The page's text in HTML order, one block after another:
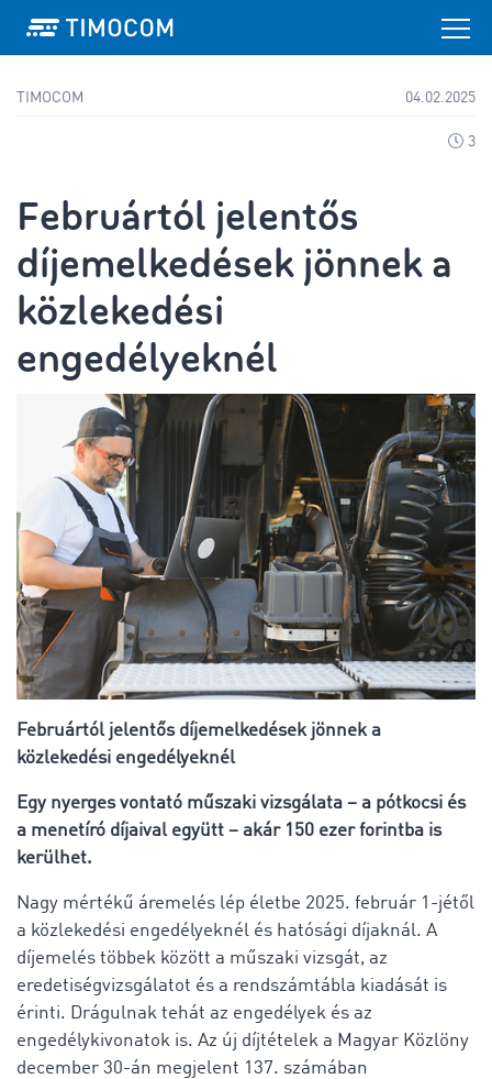
TIMOCOM 04.02.2025
3
Februártól jelentős
díjemelkedések jönnek a
közlekedési
engedélyeknél
Februártól jelentős díjemelkedések jönnek a
közlekedési engedélyeknél
Egy nyerges vontató műszaki vizsgálata – a pótkocsi és
a menetíró díjaival együtt – akár 150 ezer forintba is
kerülhet.
Nagy mértékű áremelés lép életbe 2025. február 1-jétől
a közlekedési engedélyeknél és hatósági díjaknál. A
díjemelés többek között a műszaki vizsgát, az
eredetiségvizsgálatot és a rendszámtábla kiadását is
érinti. Drágulnak tehát az engedélyek és az
engedélykivonatok is. Az új díjtételek a Magyar Közlöny
december 30-án megjelent 137. számában